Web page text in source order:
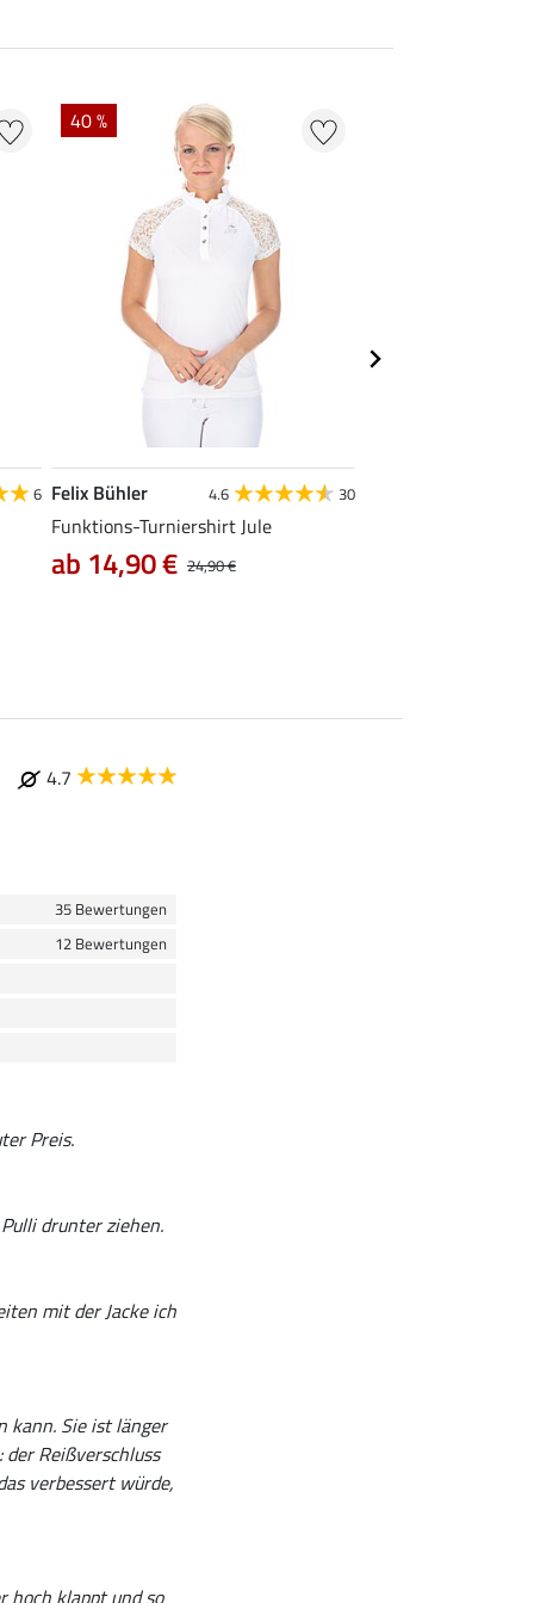
6
40 %
Felix Bühler 4.6 30
Funktions-Turniershirt Jule
24,90 €
ab 14,90 €
4.7
35 Bewertungen
12 Bewertungen
Preis.
drunter ziehen.
mit der Jacke ich
kann. Sie ist länger
Reißverschluss
verbessert würde,
hoch klappt und so